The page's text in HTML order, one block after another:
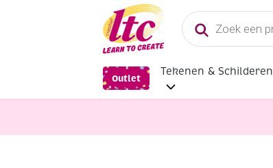
Producten
zoeken
Outlet
Tekenen & Schilderen